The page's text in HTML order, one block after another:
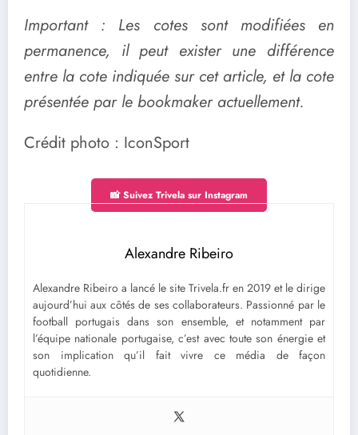
Important : Les cotes sont modifiées en
permanence, il peut exister une différence
entre la cote indiquée sur cet article, et la cote
présentée par le bookmaker actuellement.
Crédit photo : IconSport
📸 Suivez Trivela sur Instagram
Alexandre Ribeiro
Alexandre Ribeiro a lancé le site Trivela.fr en 2019 et le dirige
aujourd’hui aux côtés de ses collaborateurs. Passionné par le
football portugais dans son ensemble, et notamment par
l’équipe nationale portugaise, c’est avec toute son énergie et
son implication qu’il fait vivre ce média de façon
quotidienne.